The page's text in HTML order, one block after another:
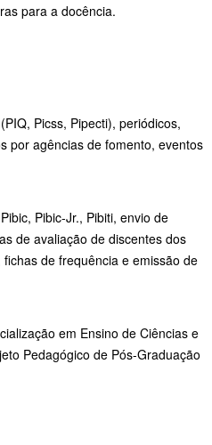
para a docência.
Picss, Pipecti), periódicos,
por agências de fomento, eventos
Pibic-Jr., Pibiti, envio de
de avaliação de discentes dos
de frequência e emissão de
em Ensino de Ciências e
Pedagógico de Pós-Graduação